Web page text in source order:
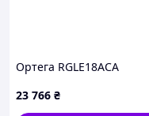
Ортега RGLE18ACA
23 766 ₴